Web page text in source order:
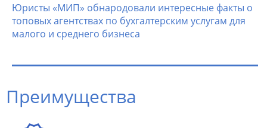
Юристы «МИП» обнародовали интересные факты о
топовых агентствах по бухгалтерским услугам для
малого и среднего бизнеса
Преимущества